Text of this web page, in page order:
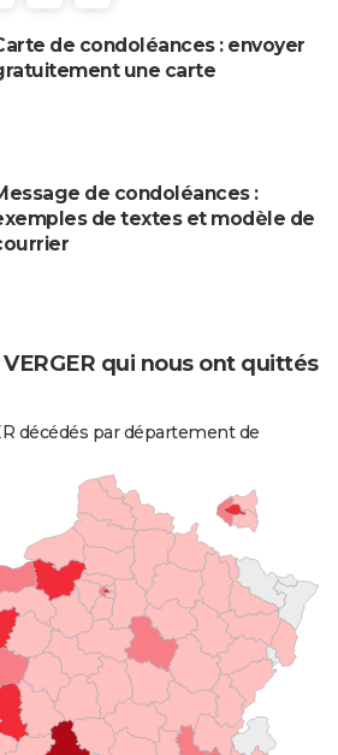
de condoléances : envoyer
une carte
de condoléances :
de textes et modèle de
qui nous ont quittés
décédés par département de